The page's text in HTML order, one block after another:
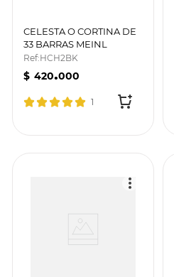
CELESTA O CORTINA DE
33 BARRAS MEINL
HCH2BK
Ref:HCH2BK
$ 420.000
1